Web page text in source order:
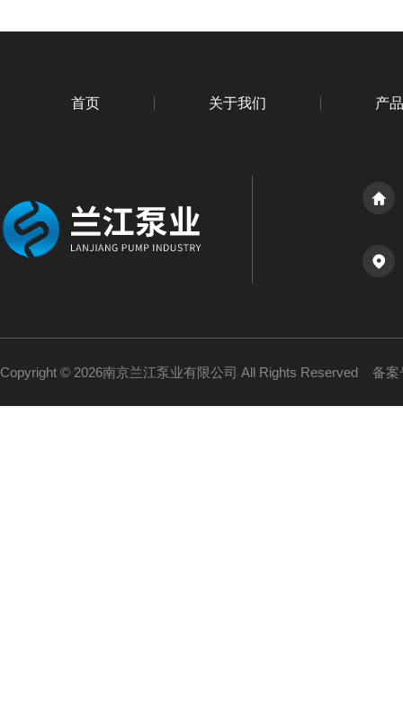
首页 关于我们 产
Copyright © 2026南京兰江泵业有限公司 All Rights Reserved 备案